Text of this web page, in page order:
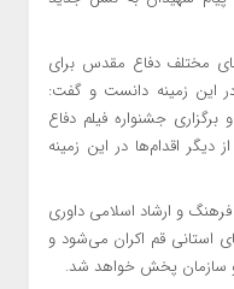
در موضوع‌های مختلف دفاع مقدس برای
در این زمینه دانست و گفت:
برگزاری جشنواره فیلم دفاع
اقدام‌ها در این زمینه
و ارشاد اسلامی داوری
۱۲ شب از سیمای استانی قم اکران می‌شود و
و سازمان پخش خواهد شد.